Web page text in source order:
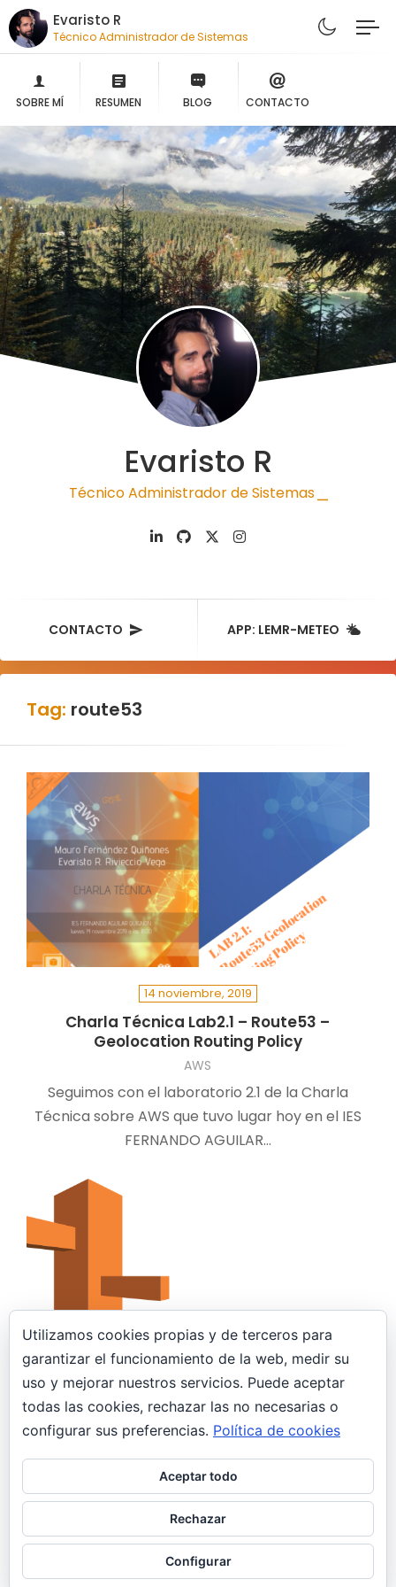
Evaristo R
Técnico Administrador de Sistemas
SOBRE MÍ RESUMEN BLOG CONTACTO
Evaristo R
Técnico Administrador de Sistemas |
CONTACTO APP: LEMR-METEO
Tag: route53
14 noviembre, 2019
Charla Técnica Lab2.1 – Route53 –
Geolocation Routing Policy
AWS
Seguimos con el laboratorio 2.1 de la Charla
Técnica sobre AWS que tuvo lugar hoy en el IES
FERNANDO AGUILAR…
31 octubre, 2019
Amazon Route53
Amazon Route 53 es un servicio web DNS
escalable y de alta disponibilidad. En esta sencilla
entrada, veremos como registrar un…
Utilizamos cookies propias y de terceros para
garantizar el funcionamiento de la web, medir su
uso y mejorar nuestros servicios. Puede aceptar
todas las cookies, rechazar las no necesarias o
configurar sus preferencias. Política de cookies
Aceptar todo
Rechazar
Configurar